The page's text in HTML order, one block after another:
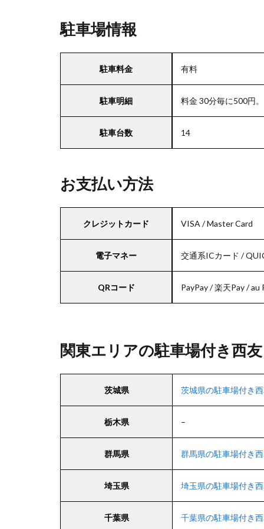
駐車場情報
駐車料金 有料
駐車明細 料金 30分毎に500円
駐車台数 14
お支払い方法
クレジットカード VISA / Master Card
電子マネー 交通系ICカード /
QRコード PayPay / 楽天Pay / au
関東エリアの駐車場付き西友
茨城県 茨城県の駐車場付き
栃木県 –
群馬県 群馬県の駐車場付き
埼玉県 埼玉県の駐車場付き
千葉県 千葉県の駐車場付き